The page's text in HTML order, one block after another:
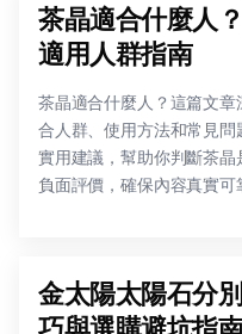
茶晶適合什麼人
適用人群指南
茶晶適合什麼人？這篇文
合人群、使用方法和常見
實用建議，幫助你判斷茶
負面評價，確保內容真實可
金太陽太陽石分
巧與選購避坑指